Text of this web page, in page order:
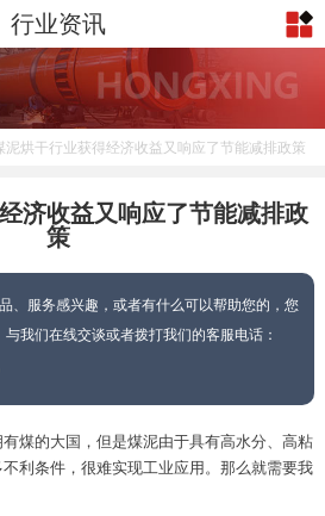
行业资讯
泥烘干行业获得经济收益又响应了节能减排政策
济收益又响应了节能减排政
策
、服务感兴趣，或者有什么可以帮助您的，您
与我们在线交谈或者拨打我们的客服电话：
煤的大国，但是煤泥由于具有高水分、高粘
利条件，很难实现工业应用。那么就需要我